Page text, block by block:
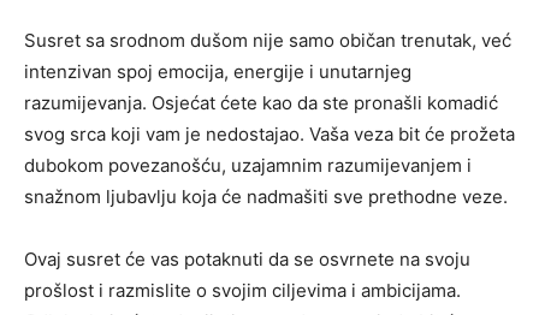
Susret sa srodnom dušom nije samo običan trenutak, već
intenzivan spoj emocija, energije i unutarnjeg
razumijevanja. Osjećat ćete kao da ste pronašli komadić
svog srca koji vam je nedostajao. Vaša veza bit će prožeta
dubokom povezanošću, uzajamnim razumijevanjem i
snažnom ljubavlju koja će nadmašiti sve prethodne veze.
Ovaj susret će vas potaknuti da se osvrnete na svoju
prošlost i razmislite o svojim ciljevima i ambicijama.